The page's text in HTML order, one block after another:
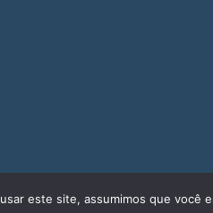
este site, assumimos que você